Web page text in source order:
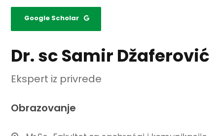
Google Scholar
Dr. sc Samir Džaferović
Ekspert iz privrede
Obrazovanje